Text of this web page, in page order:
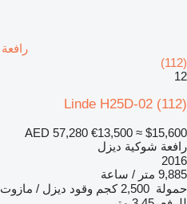
(112)
12
Linde H25D-02 (112)
AED 57,280 €13,500 ≈ $15,600
رافعة شوكية ديزل
2016
9,885 متر / ساعة
حمولة 2,500 كجم وقود ديزل / مازوت